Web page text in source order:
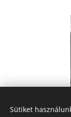
Sütiket